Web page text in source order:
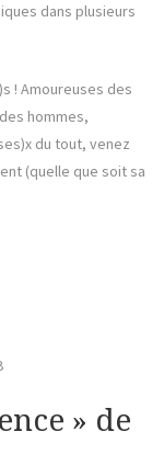
dans plusieurs
! Amoureuses des
hommes,
du tout, venez
(quelle que soit sa
» de